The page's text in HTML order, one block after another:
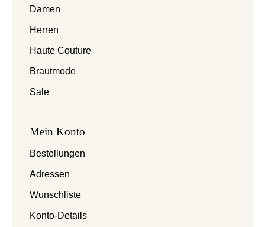
Damen
Herren
Haute Couture
Brautmode
Sale
Mein Konto
Bestellungen
Adressen
Wunschliste
Konto-Details